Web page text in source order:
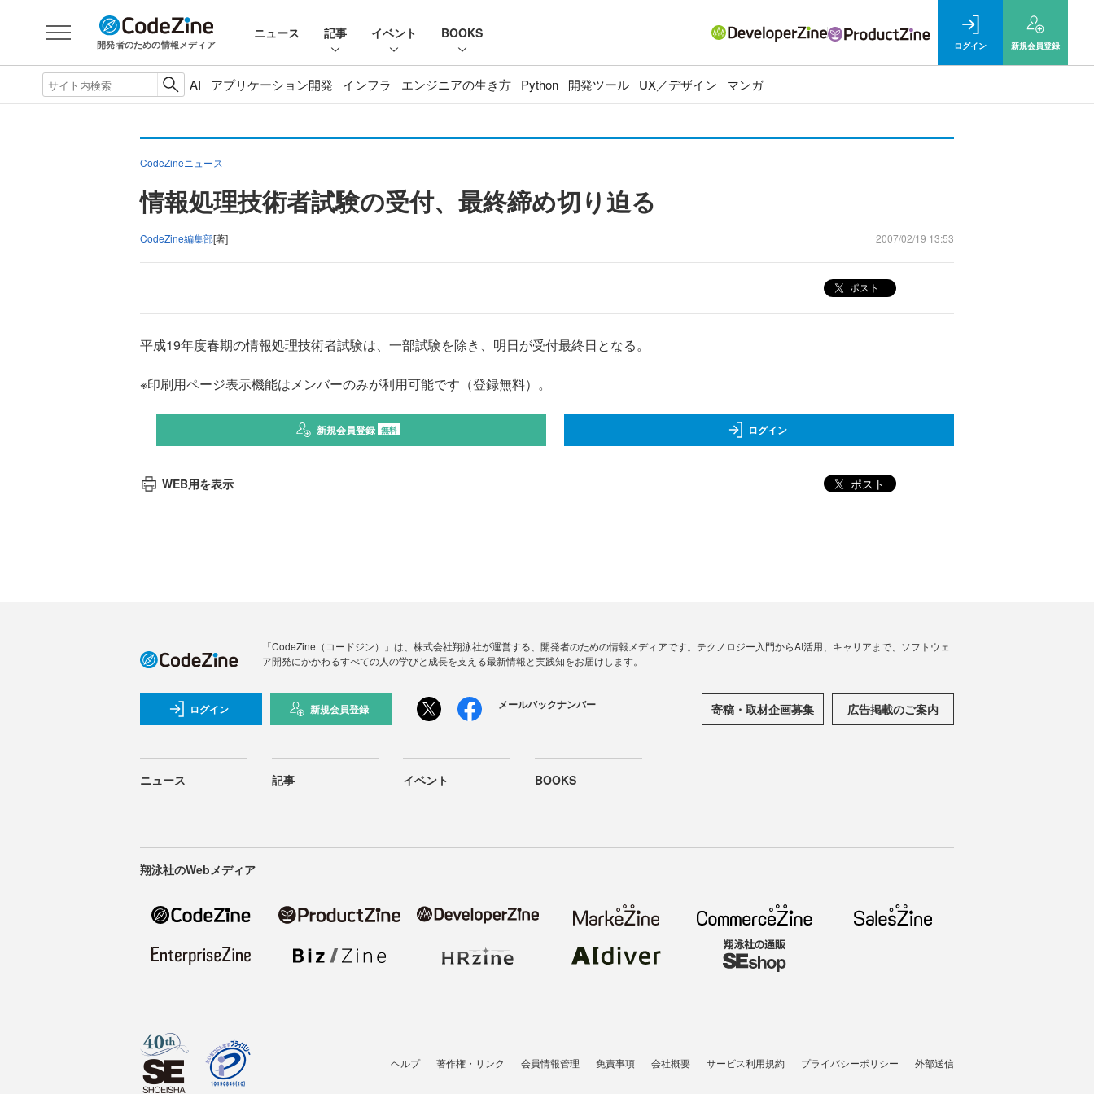
開発者のための情報メディア
ニュース 記事 イベント BOOKS
ログイン 新規会員登録
AI アプリケーション開発 インフラ エンジニアの生き方 Python 開発ツール UX／デザイン マンガ
CodeZineニュース
情報処理技術者試験の受付、最終締め切り迫る
CodeZine編集部[著] 2007/02/19 13:53
ポスト
平成19年度春期の情報処理技術者試験は、一部試験を除き、明日が受付最終日となる。
※印刷用ページ表示機能はメンバーのみが利用可能です（登録無料）。
新規会員登録 無料 ログイン
WEB用を表示 ポスト
「CodeZine（コードジン）」は、株式会社翔泳社が運営する、開発者のための情報メディアです。テクノロジー入門からAI活用、キャリアまで、ソフトウェ
ア開発にかかわるすべての人の学びと成長を支える最新情報と実践知をお届けします。
ログイン 新規会員登録 メールバックナンバー 寄稿・取材企画募集 広告掲載のご案内
ニュース 記事 イベント BOOKS
翔泳社のWebメディア
ヘルプ 著作権・リンク 会員情報管理 免責事項 会社概要 サービス利用規約 プライバシーポリシー 外部送信